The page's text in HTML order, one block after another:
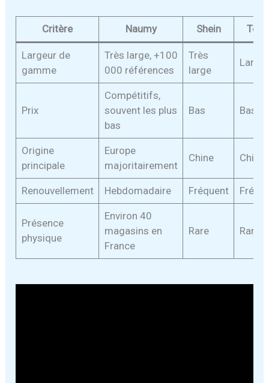
Critère Naumy Shein
Largeur de
gamme
Très large, +100
000 références
Très
large
Large
Prix
Compétitifs,
souvent les plus
bas
Bas Bas
Origine
principale
Europe
majoritairement
Chine Chine
Renouvellement Hebdomadaire Fréquent
Présence
physique
Environ 40
magasins en
France
Rare Rare